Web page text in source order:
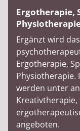
Ergotherapie,
Ergänzt wird
Ergotherapie,
Physiotherapie.
werden unter
angeboten.